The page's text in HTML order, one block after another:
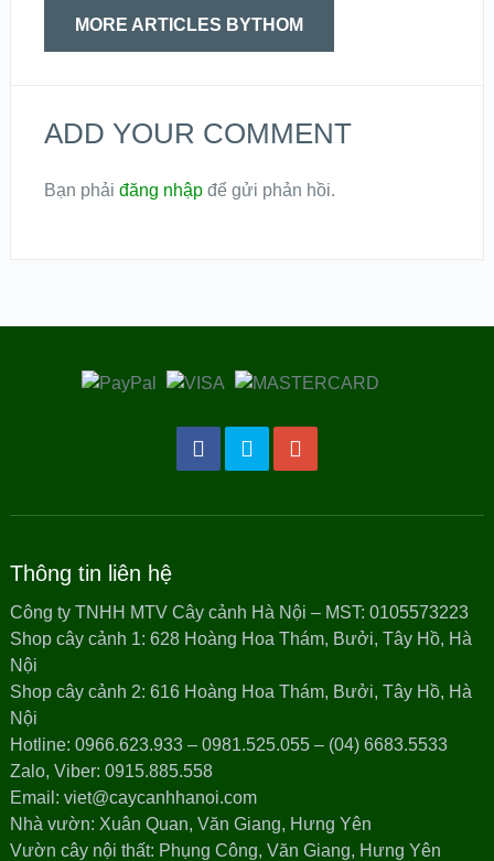
MORE ARTICLES BYTHOM
ADD YOUR COMMENT
Bạn phải đăng nhậpđể gửi phản hồi.
Thông tin liên hệ
Công ty TNHH MTV Cây cảnh Hà Nội – MST: 0105573223
Shop cây cảnh 1: 628 Hoàng Hoa Thám, Bưởi, Tây Hồ, Hà
Nội
Shop cây cảnh 2: 616 Hoàng Hoa Thám, Bưởi, Tây Hồ, Hà
Nội
Hotline: 0966.623.933 – 0981.525.055 – (04) 6683.5533
Zalo, Viber: 0915.885.558
Email: viet@caycanhhanoi.com
Nhà vườn: Xuân Quan, Văn Giang, Hưng Yên
Vườn cây nội thất: Phụng Công, Văn Giang, Hưng Yên